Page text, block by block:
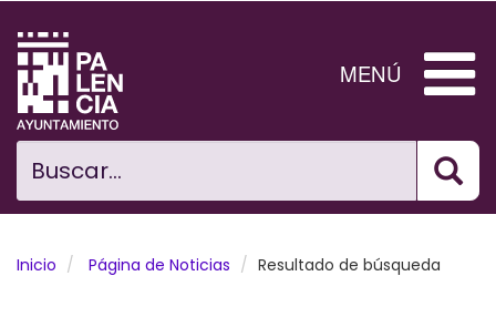
contenido
principal
Buscar...
MENÚ
Ciudad
El Ayuntamiento
Noticias
Inicio Página de Noticias Resultado de búsqueda